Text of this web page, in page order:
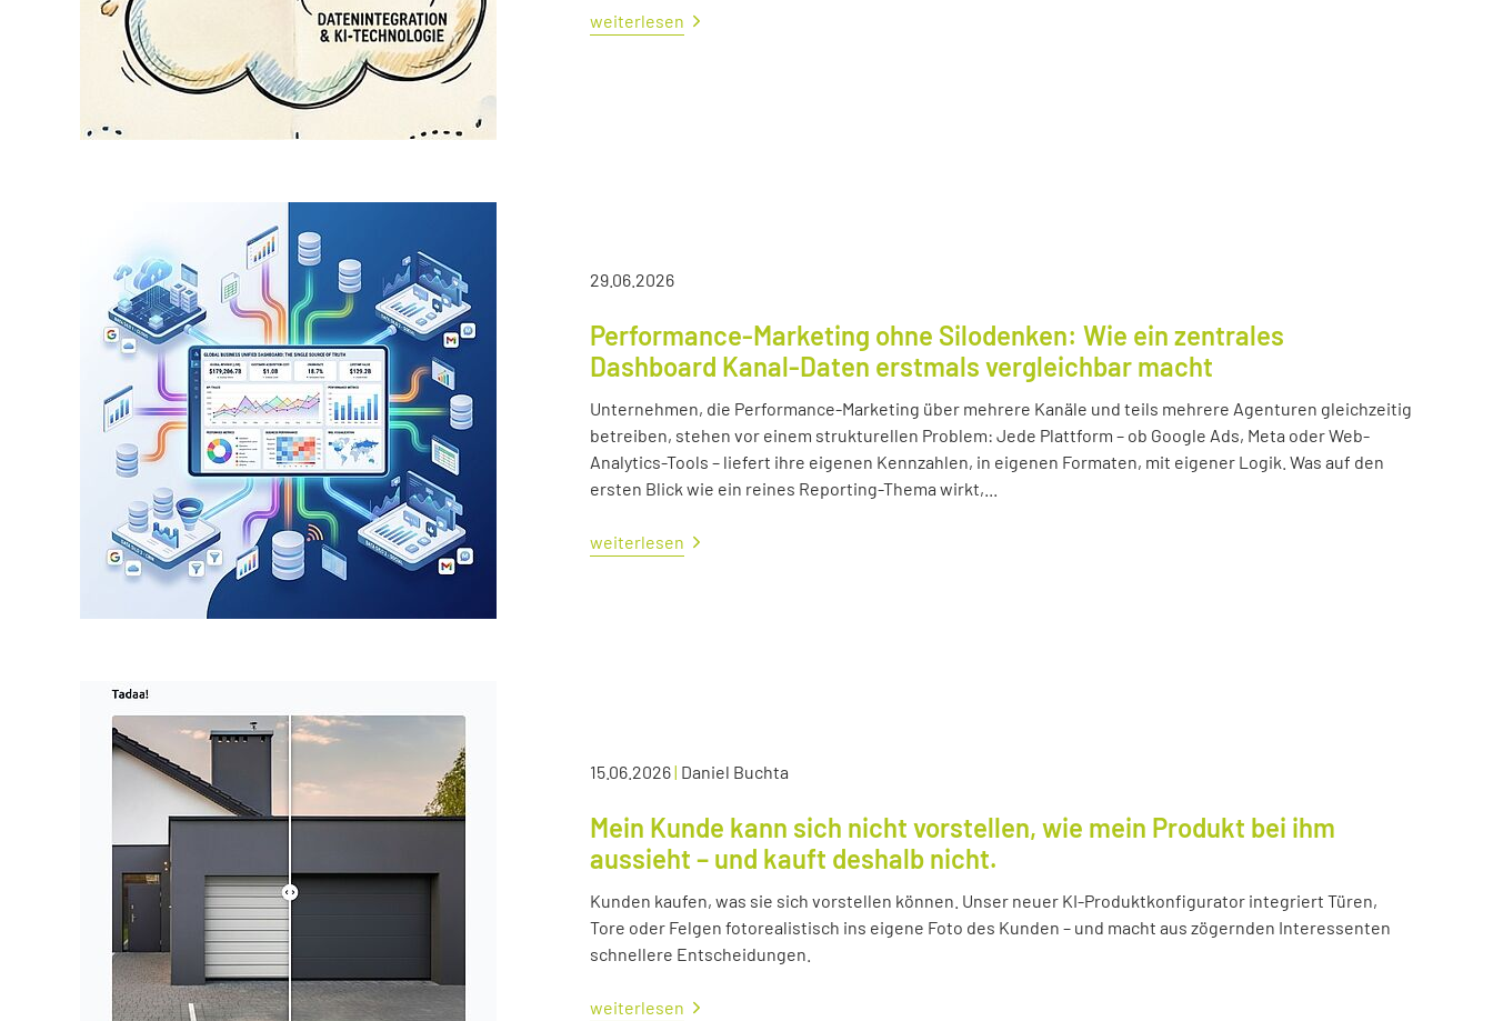
weiterlesen
29.06.2026
Performance-Marketing ohne Silodenken: Wie ein zentrales
Dashboard Kanal-Daten erstmals vergleichbar macht
Unternehmen, die Performance-Marketing über mehrere Kanäle und teils mehrere Agenturen gleichzeitig
betreiben, stehen vor einem strukturellen Problem: Jede Plattform – ob Google Ads, Meta oder Web-
Analytics-Tools – liefert ihre eigenen Kennzahlen, in eigenen Formaten, mit eigener Logik. Was auf den
ersten Blick wie ein reines Reporting-Thema wirkt,...
weiterlesen
15.06.2026| Daniel Buchta
Mein Kunde kann sich nicht vorstellen, wie mein Produkt bei ihm
aussieht – und kauft deshalb nicht.
Kunden kaufen, was sie sich vorstellen können. Unser neuer KI-Produktkonfigurator integriert Türen,
Tore oder Felgen fotorealistisch ins eigene Foto des Kunden – und macht aus zögernden Interessenten
schnellere Entscheidungen.
weiterlesen